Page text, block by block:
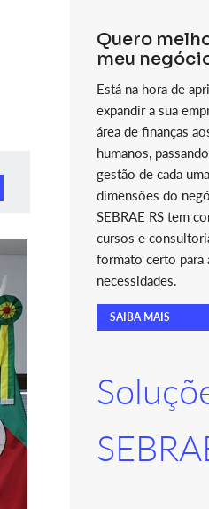
Quero
meu
Está na hora de
expandir a sua
área de finanças
humanos,
gestão de cada
dimensões do
SEBRAE RS tem
cursos e
formato certo para
necessidades.
SAIBA MAIS